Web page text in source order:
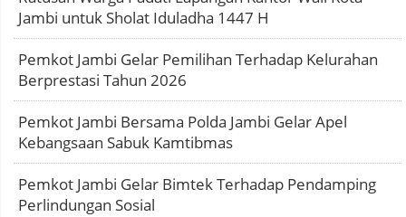
Jambi untuk Sholat Iduladha 1447 H
Pemkot Jambi Gelar Pemilihan Terhadap Kelurahan
Berprestasi Tahun 2026
Pemkot Jambi Bersama Polda Jambi Gelar Apel
Kebangsaan Sabuk Kamtibmas
Pemkot Jambi Gelar Bimtek Terhadap Pendamping
Perlindungan Sosial